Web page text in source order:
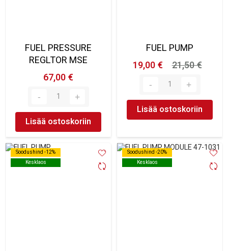
FUEL PRESSURE
REGLTOR MSE
67,00 €
Lisää ostoskoriin
FUEL PUMP
19,00 €
21,50 €
Lisää ostoskoriin
Soodushind -12%
Kesklaos
Soodushind -12%
Kesklaos
Soodushind -20%
Kesklaos
Soodushind -20%
Kesklaos